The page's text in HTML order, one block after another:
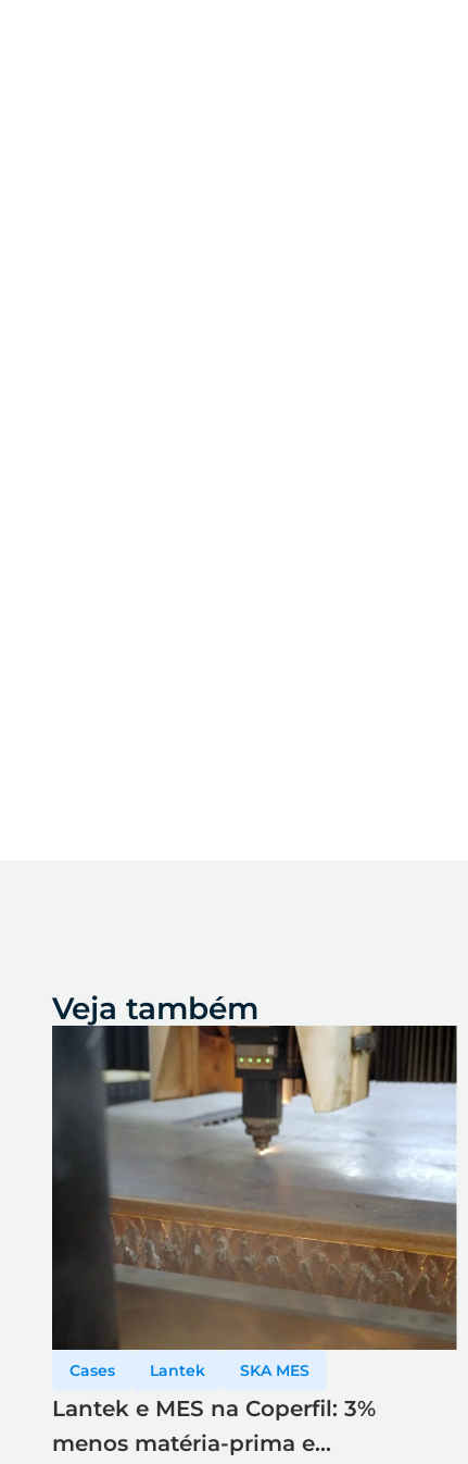
Veja também
Cases Lantek SKA MES
Lantek e MES na Coperfil: 3%
menos matéria-prima e